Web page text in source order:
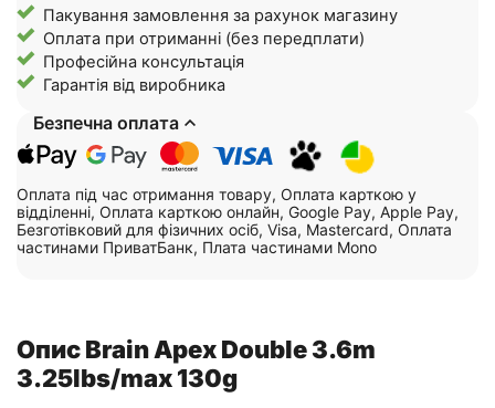
Пакування замовлення за рахунок магазину
Оплата при отриманні (без передплати)
Професійна консультація
Гарантія від виробника
Безпечна оплата
Оплата під час отримання товару, Оплата карткою у
відділенні, Оплата карткою онлайн, Google Pay, Apple Pay,
Безготівковий для фізичних осіб, Visa, Mastercard, Оплата
частинами ПриватБанк, Плата частинами Mono
Опис Brain Apex Double 3.6m
3.25lbs/max 130g